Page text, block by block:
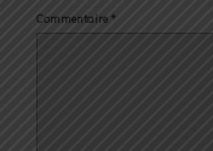
Commentaire *